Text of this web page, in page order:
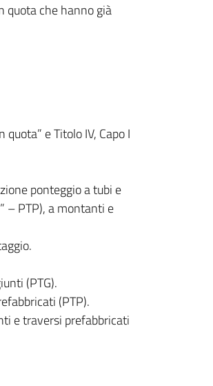
quota che hanno già
e Titolo IV, Capo I
ponteggio a tubi e
– PTP), a montanti e
(PTG).
(PTP).
e traversi prefabbricati